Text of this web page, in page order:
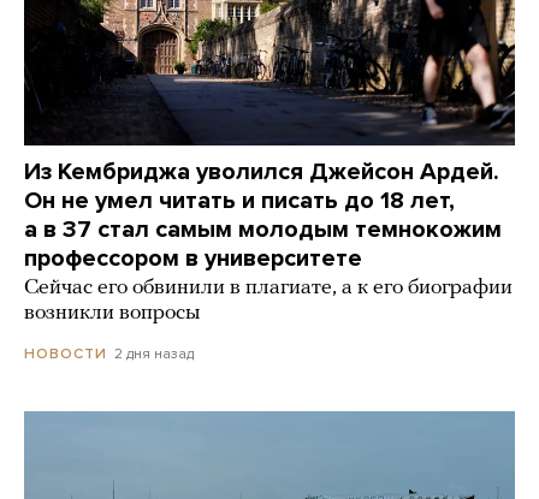
Из Кембриджа уволился Джейсон Ардей.
Он не умел читать и писать до 18 лет,
а в 37 стал самым молодым темнокожим
профессором в университете
Сейчас его обвинили в плагиате, а к его биографии
возникли вопросы
НОВОСТИ 2 дня назад